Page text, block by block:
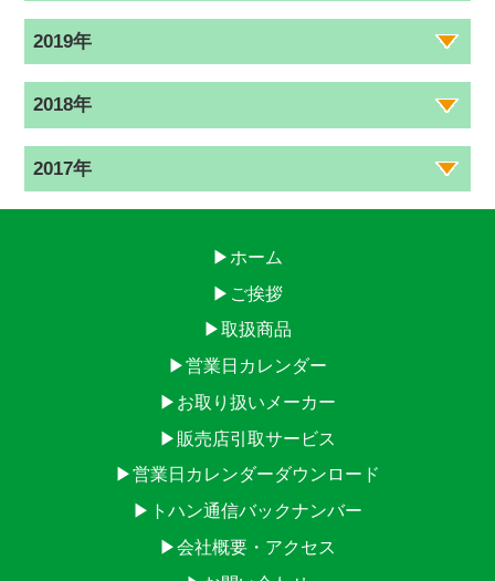
2019年
2018年
2017年
▶ホーム
▶ご挨拶
▶取扱商品
▶営業日カレンダー
▶お取り扱いメーカー
▶販売店引取サービス
▶営業日カレンダーダウンロード
▶トハン通信バックナンバー
▶会社概要・アクセス